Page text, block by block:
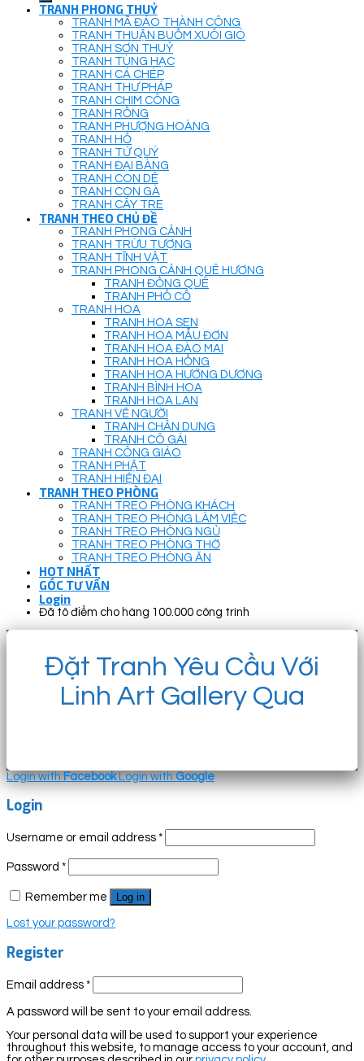
TRANH PHONG THUỶ
TRANH MÃ ĐÁO THÀNH CÔNG
TRANH THUẬN BUỒM XUÔI GIÓ
TRANH SƠN THUỶ
TRANH TÙNG HẠC
TRANH CÁ CHÉP
TRANH THƯ PHÁP
TRANH CHIM CÔNG
TRANH RỒNG
TRANH PHƯỢNG HOÀNG
TRANH HỔ
TRANH TỨ QUÝ
TRANH ĐẠI BÀNG
TRANH CON DÊ
TRANH CON GÀ
TRANH CÂY TRE
TRANH THEO CHỦ ĐỀ
TRANH PHONG CẢNH
TRANH TRỪU TƯỢNG
TRANH TĨNH VẬT
TRANH PHONG CẢNH QUÊ HƯƠNG
TRANH ĐỒNG QUÊ
TRANH PHỐ CỔ
TRANH HOA
TRANH HOA SEN
TRANH HOA MẪU ĐƠN
TRANH HOA ĐÀO MAI
TRANH HOA HỒNG
TRANH HOA HƯỚNG DƯƠNG
TRANH BÌNH HOA
TRANH HOA LAN
TRANH VẼ NGƯỜI
TRANH CHÂN DUNG
TRANH CÔ GÁI
TRANH CÔNG GIÁO
TRANH PHẬT
TRANH HIỆN ĐẠI
TRANH THEO PHÒNG
TRANH TREO PHÒNG KHÁCH
TRANH TREO PHÒNG LÀM VIỆC
TRANH TREO PHÒNG NGỦ
TRANH TREO PHÒNG THỜ
TRANH TREO PHÒNG ĂN
HOT NHẤT
GÓC TƯ VẤN
Login
Đã tô điểm cho hàng 100.000 công trình
Đặt Tranh Yêu Cầu Với
Linh Art Gallery Qua
Login withFacebook Login withGoogle
Login
Username or email address *
Password *
Remember me Log in
Lost your password?
Register
Email address *
A password will be sent to your email address.
Your personal data will be used to support your experience
throughout this website, to manage access to your account, and